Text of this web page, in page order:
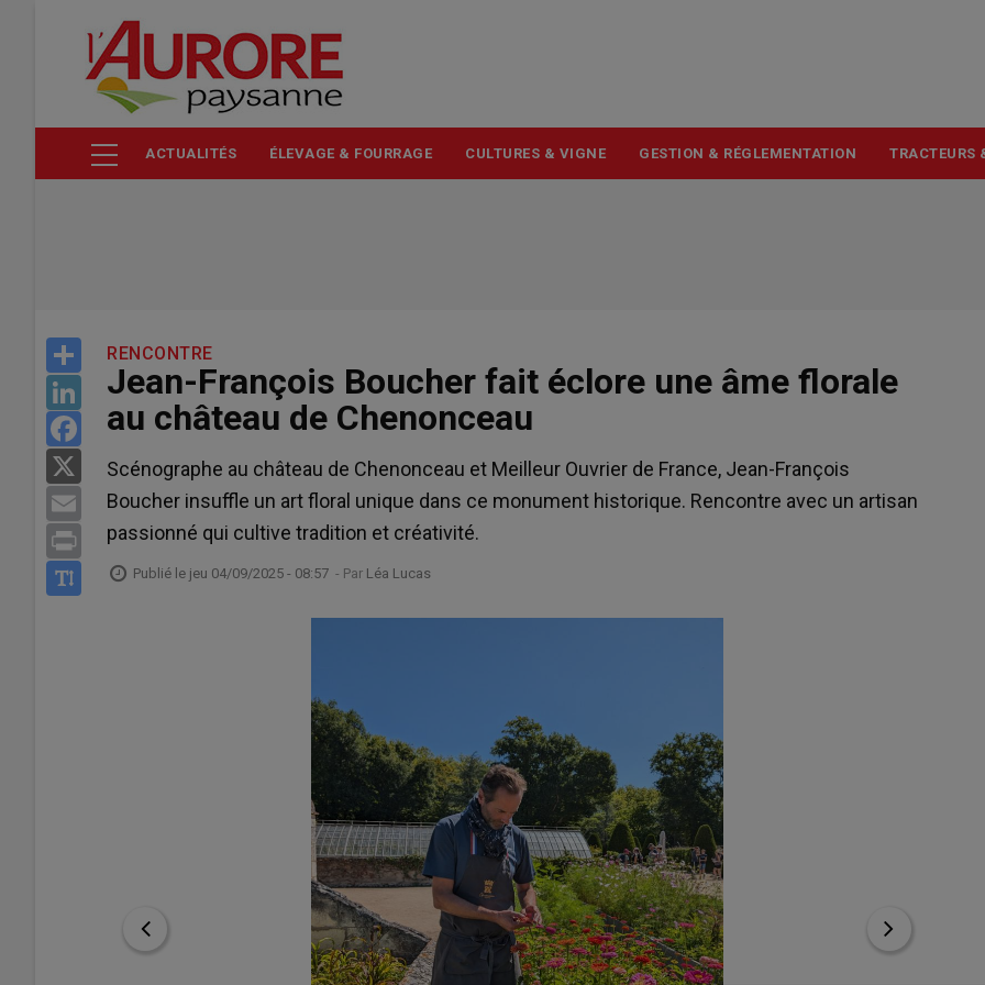
contenu
ACTUALITÉS ÉLEVAGE & FOURRAGE CULTURES & VIGNE GESTION & RÉGLEMENTATION TRACTEURS
Share
LinkedIn
Facebook
Email
Print
RENCONTRE
Jean-François Boucher fait éclore une âme florale
au château de Chenonceau
Scénographe au château de Chenonceau et Meilleur Ouvrier de France, Jean-François
Boucher insuffle un art floral unique dans ce monument historique. Rencontre avec un artisan
passionné qui cultive tradition et créativité.
Publié le jeu 04/09/2025 - 08:57 - Par Léa Lucas